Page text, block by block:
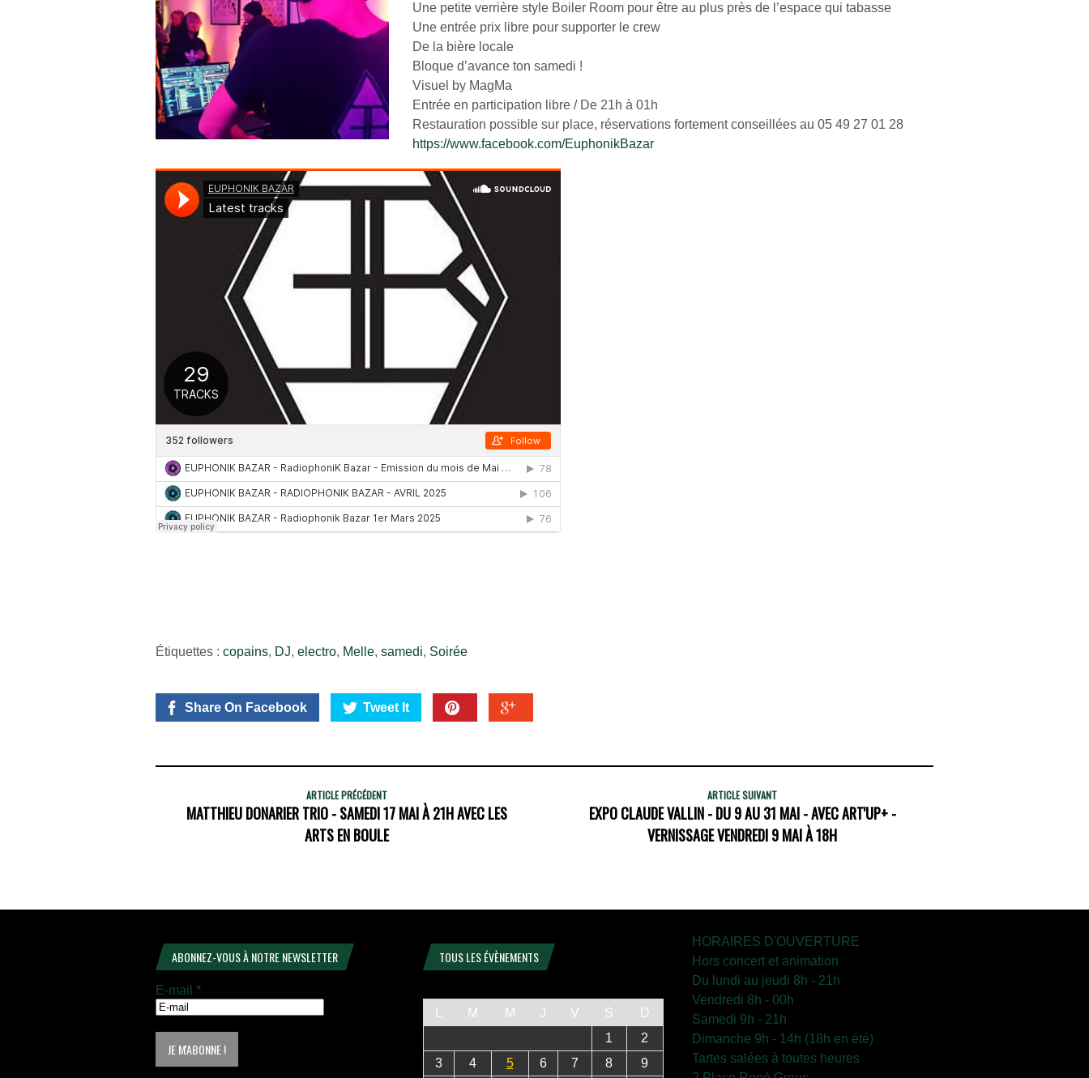
Une petite verrière style Boiler Room pour être au plus près de l’espace qui tabasse
Une entrée prix libre pour supporter le crew
De la bière locale
Bloque d’avance ton samedi !
Visuel by MagMa
Entrée en participation libre / De 21h à 01h
Restauration possible sur place, réservations fortement conseillées au 05 49 27 01 28
https://www.facebook.com/EuphonikBazar
Étiquettes : copains, DJ, electro, Melle, samedi, Soirée
Share On Facebook Tweet It
ARTICLE PRÉCÉDENT
MATTHIEU DONARIER TRIO - SAMEDI 17 MAI À 21H AVEC LES
ARTS EN BOULE
ARTICLE SUIVANT
EXPO CLAUDE VALLIN - DU 9 AU 31 MAI - AVEC ART'UP+ -
VERNISSAGE VENDREDI 9 MAI À 18H
ABONNEZ-VOUS À NOTRE NEWSLETTER
E-mail *
TOUS LES ÉVÈNEMENTS
M M J V S
D
1
2
3
4 5 6 7 8 9
HORAIRES D'OUVERTURE
Hors concert et animation
Du lundi au jeudi 8h - 21h
Vendredi 8h - 00h
Samedi 9h - 21h
Dimanche 9h - 14h (18h en été)
Tartes salées à toutes heures